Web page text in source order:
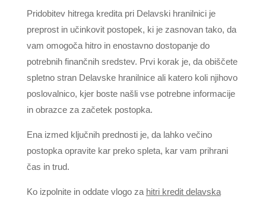
Pridobitev hitrega kredita pri Delavski hranilnici je
preprost in učinkovit postopek, ki je zasnovan tako, da
vam omogoča hitro in enostavno dostopanje do
potrebnih finančnih sredstev. Prvi korak je, da obiščete
spletno stran Delavske hranilnice ali katero koli njihovo
poslovalnico, kjer boste našli vse potrebne informacije
in obrazce za začetek postopka.
Ena izmed ključnih prednosti je, da lahko večino
postopka opravite kar preko spleta, kar vam prihrani
čas in trud.
Ko izpolnite in oddate vlogo za hitri kredit delavska